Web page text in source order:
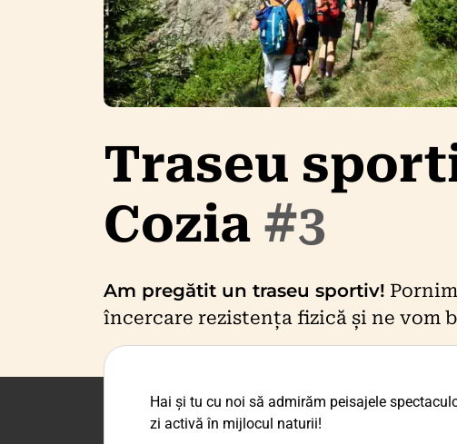
Traseu
Cozia #3
Am pregătit un traseu sportiv!
încercare rezistența fizică și ne vom
Hai și tu cu noi să admirăm peisajele
zi activă în mijlocul naturii!